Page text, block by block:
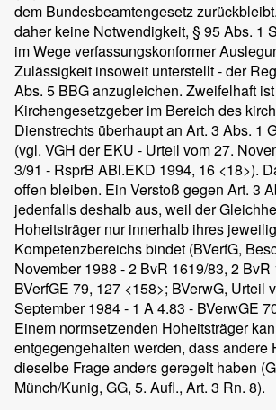
dem Bundesbeamtengesetz
daher keine Notwendigkeit, § 95 Abs. 1
im Wege verfassungskonformer
Zulässigkeit insoweit unterstellt - der
Abs. 5 BBG anzugleichen. Zweifelhaft
Kirchengesetzgeber im Bereich des
Dienstrechts überhaupt an Art. 3 Abs. 1
(vgl. VGH der EKU - Urteil vom 27.
3/91 - RsprB ABl.EKD 1994, 16 <18>).
offen bleiben. Ein Verstoß gegen Art. 3
jedenfalls deshalb aus, weil der
Hoheitsträger nur innerhalb ihres
Kompetenzbereichs bindet (BVerfG,
November 1988 - 2 BvR 1619/83, 2 BvR
BVerfGE 79, 127 <158>; BVerwG, Urteil
September 1984 - 1 A 4.83 - BVerwGE
Einem normsetzenden Hoheitsträger
entgegengehalten werden, dass andere
dieselbe Frage anders geregelt haben
Münch/Kunig, GG, 5. Aufl., Art. 3 Rn. 8).